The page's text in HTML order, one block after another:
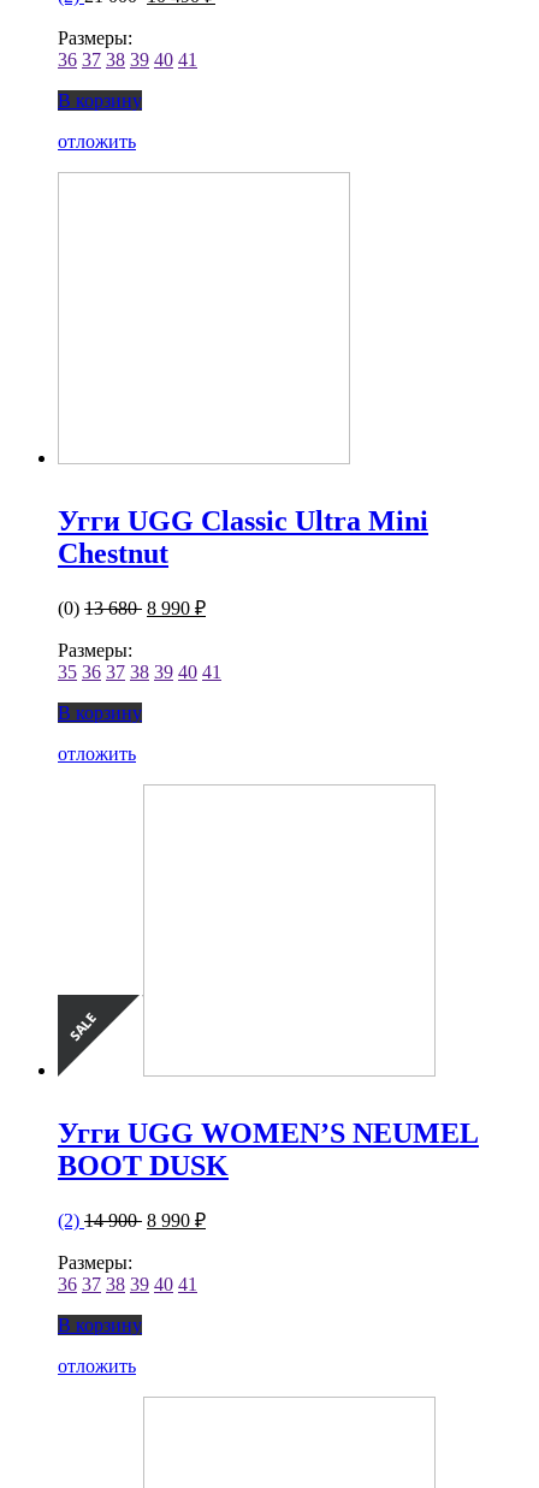
Размеры:
36 37 38 39 40 41
В корзину
отложить
Угги UGG Classic Ultra Mini
Chestnut
(0) 13 680 8 990 ₽
Размеры:
35 36 37 38 39 40 41
В корзину
отложить
Угги UGG WOMEN’S NEUMEL
BOOT DUSK
(2) 14 900 8 990 ₽
Размеры:
36 37 38 39 40 41
В корзину
отложить